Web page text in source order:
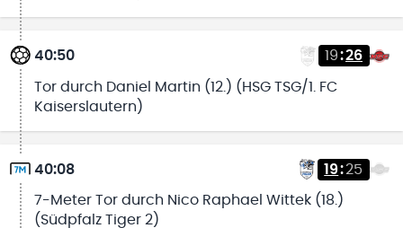
40:50 19:26
Tor durch Daniel Martin (12.) (HSG TSG/1. FC
Kaiserslautern)
40:08 19:25
7-Meter Tor durch Nico Raphael Wittek (18.)
(Südpfalz Tiger 2)